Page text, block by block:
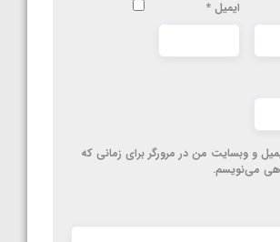
ایمیل *
و وبسایت من در مرورگر برای زمانی که
می‌نویسم.